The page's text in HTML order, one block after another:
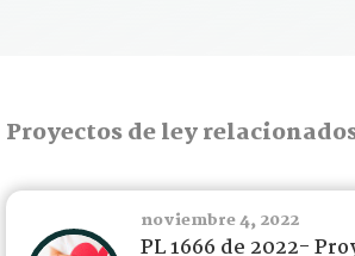
Proyectos de ley
noviembre 4, 2022
PL 1666 de 2022-